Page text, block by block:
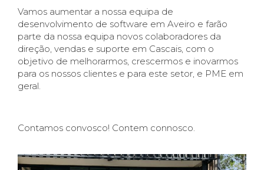
Vamos aumentar a nossa equipa de
desenvolvimento de software em Aveiro e farão
parte da nossa equipa novos colaboradores da
direção, vendas e suporte em Cascais, com o
objetivo de melhorarmos, crescermos e inovarmos
para os nossos clientes e para este setor, e PME em
geral.
Contamos convosco! Contem connosco.